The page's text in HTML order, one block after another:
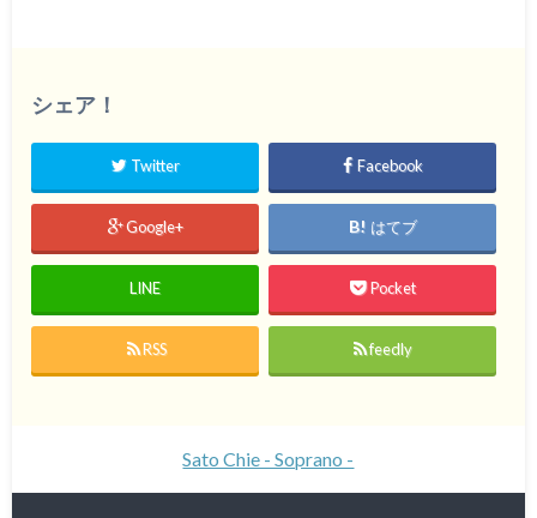
シェア！
Twitter Facebook
Google+ はてブ
LINE Pocket
RSS feedly
Sato Chie - Soprano -